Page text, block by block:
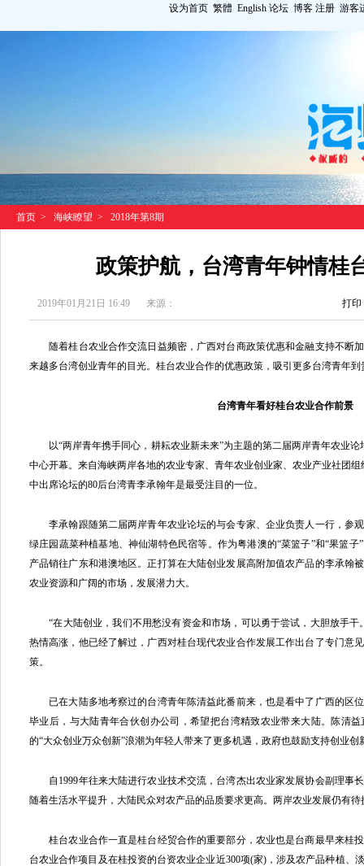
设为首页 繁體 English 论坛 博客 注册 游客
首页 > 海峡瞭望 > 2018年第8期
政策护航，台湾青年钟情桂
2019年01月21日 16:49 来源： 打印
随着桂台农业合作交流日益频密，广西对台商政策优惠和金融支持不断
来越多台湾创业青年的目光。桂台农业合作的优惠政策，吸引更多台湾青年到
台湾青年看好桂台农业合作前景
以“两岸青年携手同心，耕耘农业新未来”为主题的第二届两岸青年农业论
中心开幕。来自海峡两岸各地的农业专家、青年农业创业家、农业产业社团
中出席论坛的80后台湾青李承翰年是最受注目的一位。
李承翰跟随第二届两岸青年农业论坛的与会专家、企业负责人一行，参
绿庄园蔬菜种植基地、神仙湖特色民宿等。作为粤港澳的“菜篮子”和“果篮
产品销往广东和港澳地区。正打算在大陆创业发展高附加值农产品的李承翰
农业资源和广阔的市场，发展潜力大。
“在大陆创业，我们不用愁没有资金和市场，可以勇于尝试，大胆放手干
热情高涨，他已经了解过，广西对桂台现代农业合作发展工作出台了专门意
策。
已在大陆多地考察过的台湾青年陈清益此番前来，也是看中了广西的区
毕业后，与大陆青年合伙创办公司，希望把台湾精致农业带来大陆。陈清
的“大众创业万众创新”浪潮为年轻人带来了更多机遇，政府也鼓励支持创业
自1999年往来大陆进行农业技术交流，台湾杰出农业家发展协会副理事
随着生活水平提升，大陆民众对农产品的品质要求更高。两岸农业发展仍有
桂台农业合作一直是桂台经贸合作的重要部分，农业也是台商最早来桂
台农业合作项目及在桂投资的台资农业企业近300项(家)，涉及农产品种植、